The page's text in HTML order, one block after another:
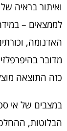
ואיתור בראיה
לממצאים –
האדנומה,
מדובר
כזה התוצאה
במצבים של אי
הבלוטות,